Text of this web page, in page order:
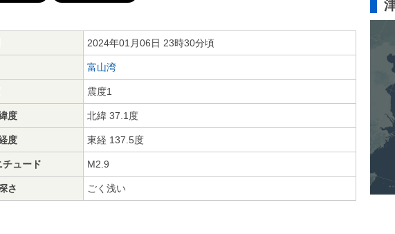
2024年01月06日 23時30分頃
富山湾
震度1
度 北緯 37.1度
度 東経 137.5度
チュード M2.9
さ ごく浅い